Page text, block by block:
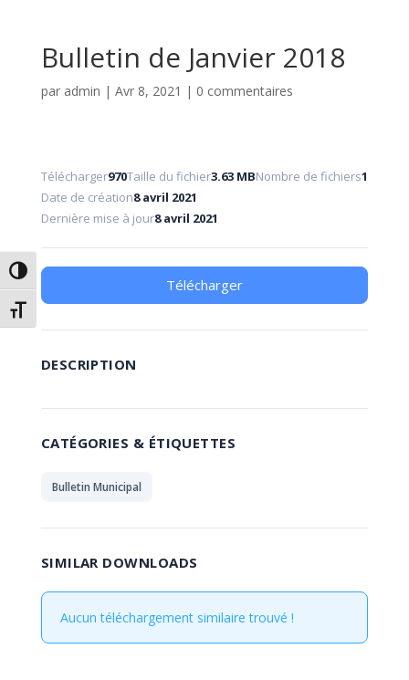
Passer en contraste élevé
Changer la taille de la police
Bulletin de Janvier 2018
par admin | Avr 8, 2021 | 0 commentaires
Télécharger970Taille du fichier3.63 MBNombre de fichiers1
Date de création8 avril 2021
Dernière mise à jour8 avril 2021
Télécharger
DESCRIPTION
CATÉGORIES & ÉTIQUETTES
Bulletin Municipal
SIMILAR DOWNLOADS
Aucun téléchargement similaire trouvé !